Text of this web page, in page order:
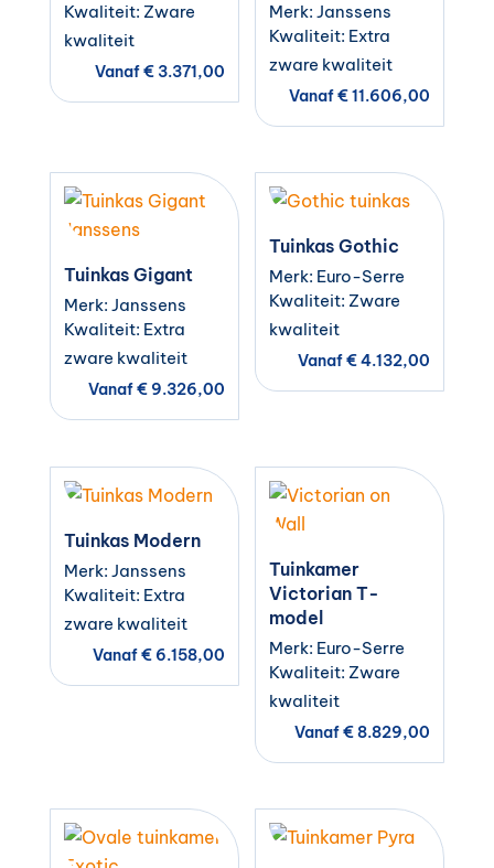
Kwaliteit: Zware
kwaliteit
Vanaf€3.371,00
Merk: Janssens
Kwaliteit: Extra
zware kwaliteit
Vanaf€11.606,00
Tuinkas Gigant
Merk: Janssens
Kwaliteit: Extra
zware kwaliteit
Vanaf€9.326,00
Tuinkas Gothic
Merk: Euro-Serre
Kwaliteit: Zware
kwaliteit
Vanaf€4.132,00
Tuinkas Modern
Merk: Janssens
Kwaliteit: Extra
zware kwaliteit
Vanaf€6.158,00
Tuinkamer
Victorian T-
model
Merk: Euro-Serre
Kwaliteit: Zware
kwaliteit
Vanaf€8.829,00